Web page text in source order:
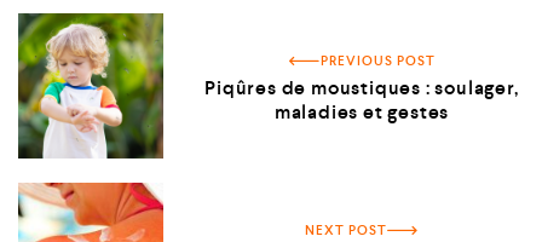
PREVIOUS POST
Piqûres de moustiques : soulager,
maladies et gestes
NEXT POST